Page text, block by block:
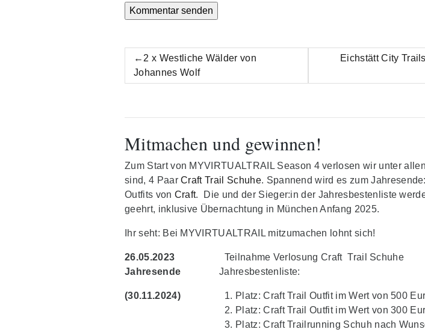
Beitrags-
Navigation
2 x Westliche Wälder von
Johannes Wolf
Eichstätt City
Mitmachen und gewinnen!
Zum Start von MYVIRTUALTRAIL Season 4 verlosen wir unter
sind, 4 PaarCraft Trail Schuhe. Spannend wird es zum
Outfits von Craft. Die und der Sieger:in der Jahresbestenliste
geehrt, inklusive Übernachtung in München Anfang 2025.
Ihr seht: Bei MYVIRTUALTRAIL mitzumachen lohnt sich!
26.05.2023
Teilnahme Verlosung Craft Trail Schuhe
Jahresende
(30.11.2024)
Jahresbestenliste:
Platz: Craft Trail Outfit im Wert von 500
Platz: Craft Trail Outfit im Wert von 300
Platz: Craft Trailrunning Schuh nach